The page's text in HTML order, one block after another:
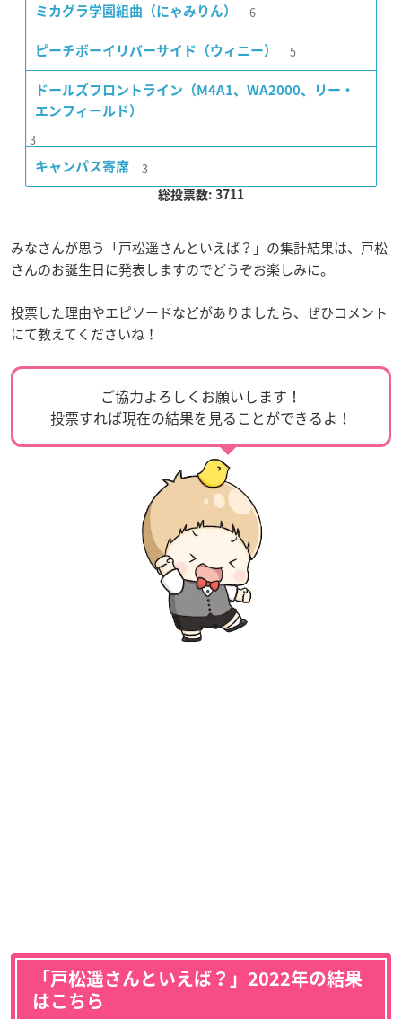
ミカグラ学園組曲（にゃみりん） 6
ピーチボーイリバーサイド（ウィニー） 5
ドールズフロントライン（M4A1、WA2000、リー・
エンフィールド）
3
キャンパス寄席 3
総投票数: 3711
みなさんが思う「戸松遥さんといえば？」の集計結果は、戸松
さんのお誕生日に発表しますのでどうぞお楽しみに。
投票した理由やエピソードなどがありましたら、ぜひコメント
にて教えてくださいね！
ご協力よろしくお願いします！
投票すれば現在の結果を見ることができるよ！
「戸松遥さんといえば？」2022年の結果
はこちら